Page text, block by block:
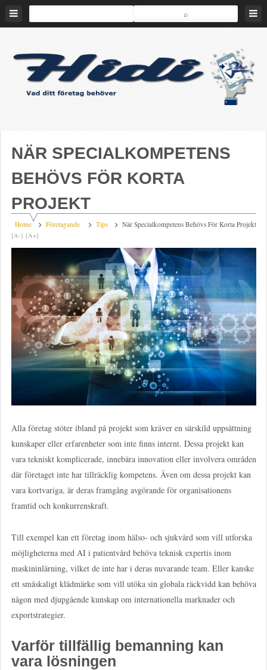
Skip
företag
NÄR SPECIALKOMPETENS
BEHÖVS FÖR KORTA
PROJEKT
Home Företagande Tips När Specialkompetens Behövs För Korta Projekt
[A-] [A+]
Alla företag stöter ibland på projekt som kräver en särskild uppsättning
kunskaper eller erfarenheter som inte finns internt. Dessa projekt kan
vara tekniskt komplicerade, innebära innovation eller involvera områden
där företaget inte har tillräcklig kompetens. Även om dessa projekt kan
vara kortvariga, är deras framgång avgörande för organisationens
framtid och konkurrenskraft.
Till exempel kan ett företag inom hälso- och sjukvård som vill utforska
möjligheterna med AI i patientvård behöva teknisk expertis inom
maskininlärning, vilket de inte har i deras nuvarande team. Eller kanske
ett småskaligt klädmärke som vill utöka sin globala räckvidd kan behöva
någon med djupgående kunskap om internationella marknader och
exportstrategier.
Varför tillfällig bemanning kan
vara lösningen